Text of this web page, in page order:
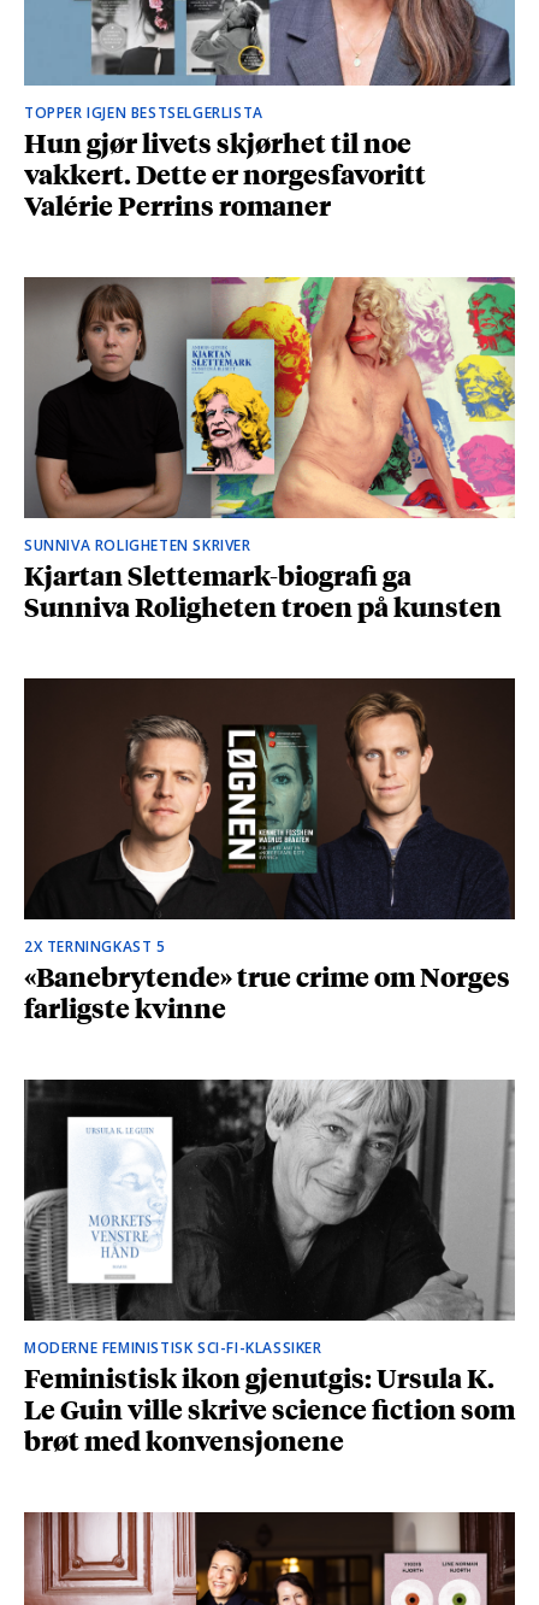
TOPPER IGJEN BESTSELGERLISTA
Hun gjør livets skjørhet til noe
vakkert. Dette er norgesfavoritt
Valérie Perrins romaner
SUNNIVA ROLIGHETEN SKRIVER
Kjartan Slettemark-biografi ga
Sunniva Roligheten troen på kunsten
2X TERNINGKAST 5
«Banebrytende» true crime om Norges
farligste kvinne
MODERNE FEMINISTISK SCI-FI-KLASSIKER
Feministisk ikon gjenutgis: Ursula K.
Le Guin ville skrive science fiction som
brøt med konvensjonene